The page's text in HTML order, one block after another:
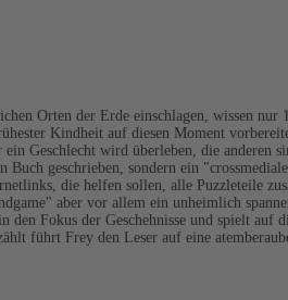
Orten der Erde einschlagen, wissen
Kindheit auf diesen Moment
Geschlecht wird überleben, die anderen
geschrieben, sondern ein
die helfen sollen, alle Puzzleteile
aber vor allem ein unheimlich
den Fokus der Geschehnisse und spielt
führt Frey den Leser auf eine